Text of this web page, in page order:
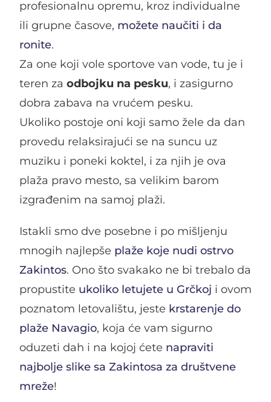
profesionalnu opremu, kroz individualne
ili grupne časove, možete naučiti i da
ronite.
Za one koji vole sportove van vode, tu je i
teren za odbojku na pesku, i zasigurno
dobra zabava na vrućem pesku.
Ukoliko postoje oni koji samo žele da dan
provedu relaksirajući se na suncu uz
muziku i poneki koktel, i za njih je ova
plaža pravo mesto, sa velikim barom
izgrađenim na samoj plaži.
Istakli smo dve posebne i po mišljenju
mnogih najlepše plaže koje nudi ostrvo
Zakintos. Ono što svakako ne bi trebalo da
propustite ukoliko letujete u Grčkoj i ovom
poznatom letovalištu, jeste krstarenje do
plaže Navagio, koja će vam sigurno
oduzeti dah i na kojoj ćete napraviti
najbolje slike sa Zakintosa za društvene
mreže!